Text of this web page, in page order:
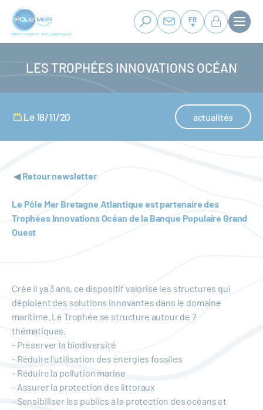
Panneau de gestion des cookies
Aller
contenu
FR
LES TROPHÉES INNOVATIONS OCÉAN
Le 18/11/20 actualités
◀Retour newsletter
Le Pôle Mer Bretagne Atlantique est partenaire des
Trophées Innovations Océan de la Banque Populaire Grand
Ouest
Crée il ya 3 ans, ce dispositif valorise les structures qui
déploient des solutions innovantes dans le domaine
maritime. Le Trophée se structure autour de 7
thématiques.
- Préserver la biodiversité
- Réduire l’utilisation des énergies fossiles
- Réduire la pollution marine
- Assurer la protection des littoraux
- Sensibiliser les publics à la protection des océans et